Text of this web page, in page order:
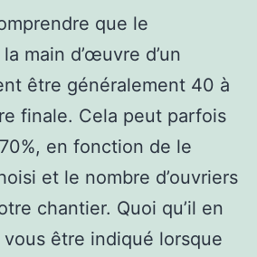
que le
main d’œuvre d’un
être généralement 40 à
finale. Cela peut parfois
en fonction de le
et le nombre d’ouvriers
chantier. Quoi qu’il en
être indiqué lorsque